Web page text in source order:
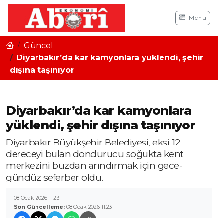
Menü
Güncel
Diyarbakır’da kar kamyonlara yüklendi, şehir
dışına taşınıyor
Diyarbakır’da kar kamyonlara
yüklendi, şehir dışına taşınıyor
Diyarbakır Büyükşehir Belediyesi, eksi 12
dereceyi bulan dondurucu soğukta kent
merkezini buzdan arındırmak için gece-
gündüz seferber oldu.
08 Ocak 2026 11:23
Son Güncelleme: 08 Ocak 2026 11:23